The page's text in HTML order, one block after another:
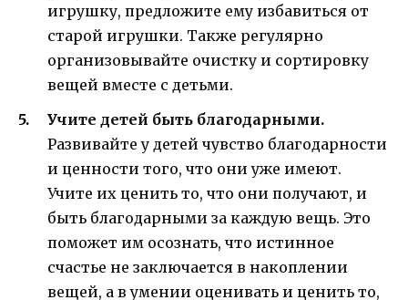
игрушку, предложите ему избавиться от
старой игрушки. Также регулярно
организовывайте очистку и сортировку
вещей вместе с детьми.
Учите детей быть благодарными.
Развивайте у детей чувство благодарности
и ценности того, что они уже имеют.
Учите их ценить то, что они получают, и
быть благодарными за каждую вещь. Это
поможет им осознать, что истинное
счастье не заключается в накоплении
вещей, а в умении оценивать и ценить то,